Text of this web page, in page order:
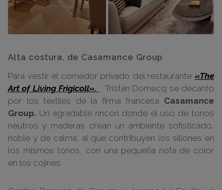
Alta costura, de Casamance Group
Para vestir el comedor privado del restaurante «The
Art of Living Frigicoll»,
Tristán Domecq se decantó
por los textiles de la firma francesa Casamance
Group. Un agradable rincón donde el uso de tonos
neutros y maderas crean un ambiente sofisticado,
noble y de calma, al que contribuyen los sillones en
los mismos tonos, con una pequeña nota de color
en los cojines.